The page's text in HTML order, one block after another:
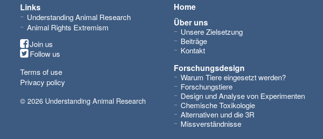
Links
Understanding Animal Research
Animal Rights Extremism
Join us
Follow us
Terms of use
Privacy policy
© 2026 Understanding Animal Research
Home
Über uns
Unsere Zielsetzung
Beiträge
Kontakt
Forschungsdesign
Warum Tiere eingesetzt werden?
Forschungstiere
Design und Analyse von Experimenten
Chemische Toxikologie
Alternativen und die 3R
Missverständnisse